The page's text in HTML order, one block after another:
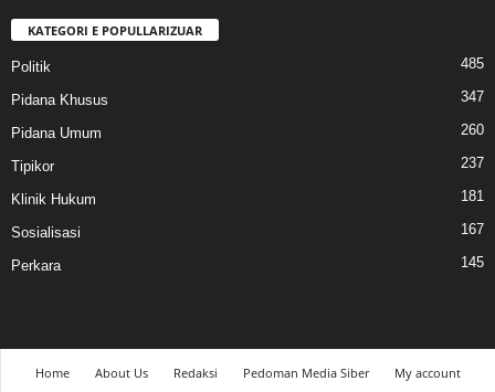
KATEGORI E POPULLARIZUAR
Politik 485
Pidana Khusus 347
Pidana Umum 260
Tipikor 237
Klinik Hukum 181
Sosialisasi 167
Perkara 145
Home About Us Redaksi Pedoman Media Siber
My account